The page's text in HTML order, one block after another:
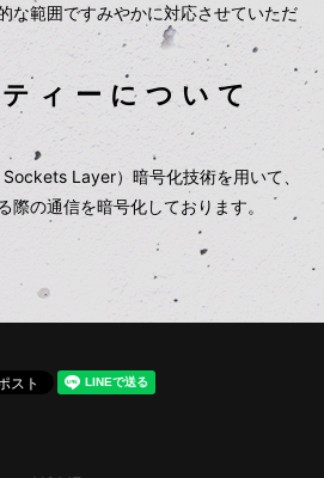
な範囲ですみやかに対応させていただ
ィーについて
Layer）暗号化技術を用いて、
際の通信を暗号化しております。